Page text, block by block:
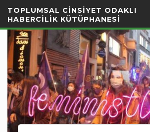
Geç
TOPLUMSAL CİNSİYET ODAKLI
HABERCİLİK KÜTÜPHANESİ